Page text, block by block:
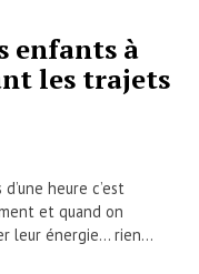
enfants à
les trajets
heure c’est
et quand on
leur énergie… rien…